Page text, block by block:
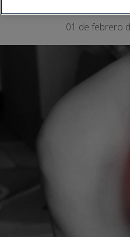
01 de febrero